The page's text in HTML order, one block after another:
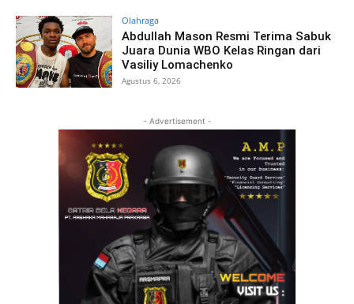
Olahraga
Abdullah Mason Resmi Terima Sabuk
Juara Dunia WBO Kelas Ringan dari
Vasiliy Lomachenko
Agustus 6, 2026
- Advertisement -